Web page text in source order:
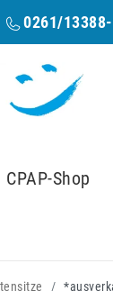
0261/
CPAP-Shop